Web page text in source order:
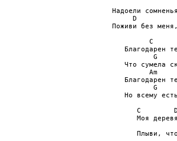
Надоели
D
Поживи без
C
Благодарен
G
Что сумела
Am
Благодарен
G
Но всему
C
Моя
Плыви,